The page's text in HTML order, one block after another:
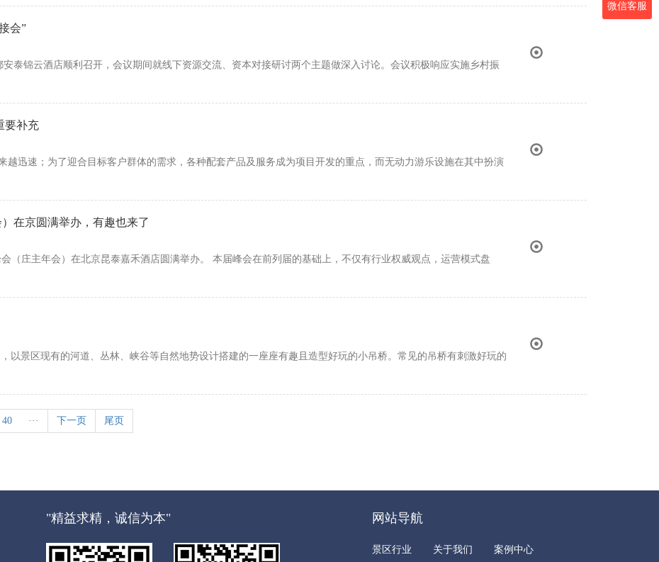
会”
泰锦云酒店顺利召开，会议期间就线下资源交流、资本对接研讨两个主题做深入讨论。会议积极响应实施乡村振
要补充
越迅速；为了迎合目标客户群体的需求，各种配套产品及服务成为项目开发的重点，而无动力游乐设施在其中扮演
在京圆满举办，有趣也来了
（庄主年会）在北京昆泰嘉禾酒店圆满举办。 本届峰会在前列届的基础上，不仅有行业权威观点，运营模式盘
以景区现有的河道、丛林、峡谷等自然地势设计搭建的一座座有趣且造型好玩的小吊桥。常见的吊桥有刺激好玩的
40 ··· 下一页 尾页
"精益求精，诚信为本" 网站导航
景区行业 关于我们 案例中心
微信客服